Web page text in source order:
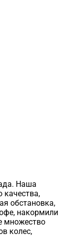
Наша
качества,
обстановка,
накормили
множество
колес,